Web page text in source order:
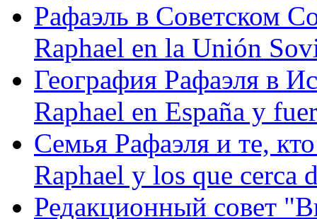
Рафаэль в Советском
Raphael en la Unión
География Рафаэля в
Raphael en España y
Семья Рафаэля и те,
Raphael y los que cerca
Редакционный совет